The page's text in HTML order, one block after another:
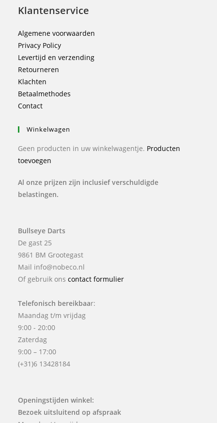
Klantenservice
Algemene voorwaarden
Privacy Policy
Levertijd en verzending
Retourneren
Klachten
Betaalmethodes
Contact
Winkelwagen
Geen producten in uw winkelwagentje. Producten
toevoegen
Al onze prijzen zijn inclusief verschuldigde
belastingen.
Bullseye Darts
De gast 25
9861 BM Grootegast
Mail info@nobeco.nl
Of gebruik onscontact formulier
Telefonisch bereikbaar:
Maandag t/m vrijdag
9:00 - 20:00
Zaterdag
9:00 – 17:00
(+31)6 13428184
Openingstijden winkel:
Bezoek uitsluitend op afspraak